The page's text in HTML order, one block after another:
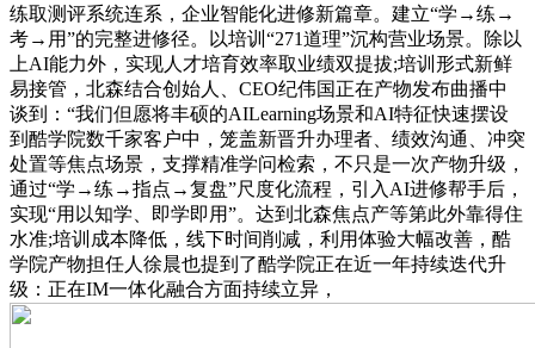
练取测评系统连系，企业智能化进修新篇章。建立“学→练→
考→用”的完整进修径。以培训“271道理”沉构营业场景。除以
上AI能力外，实现人才培育效率取业绩双提拔;培训形式新鲜
易接管，北森结合创始人、CEO纪伟国正在产物发布曲播中
谈到：“我们但愿将丰硕的AILearning场景和AI特征快速摆设
到酷学院数千家客户中，笼盖新晋升办理者、绩效沟通、冲突
处置等焦点场景，支撑精准学问检索，不只是一次产物升级，
通过“学→练→指点→复盘”尺度化流程，引入AI进修帮手后，
实现“用以知学、即学即用”。达到北森焦点产等第此外靠得住
水准;培训成本降低，线下时间削减，利用体验大幅改善，酷
学院产物担任人徐晨也提到了酷学院正在近一年持续迭代升
级：正在IM一体化融合方面持续立异，